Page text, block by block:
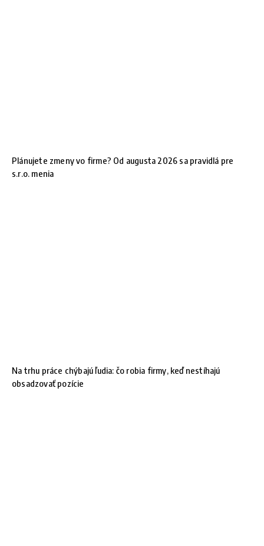
Plánujete zmeny vo firme? Od augusta 2026 sa pravidlá pre
s.r.o. menia
Na trhu práce chýbajú ľudia: čo robia firmy, keď nestíhajú
obsadzovať pozície